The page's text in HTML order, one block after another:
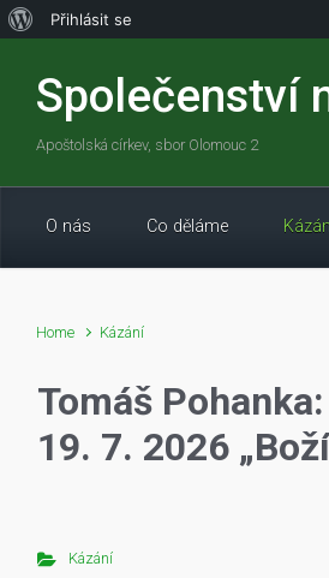
Přihlásit se
Společenství
Apoštolská církev, sbor Olomouc 2
O nás Co děláme
Home Kázání
Tomáš
19. 7. 2026
Kázání